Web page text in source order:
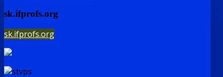
sk.ifprofs.org
sk.ifprofs.org